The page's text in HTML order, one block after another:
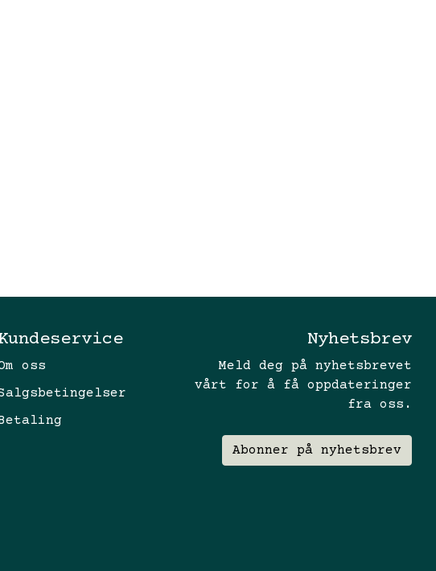
oss
Nyhetsbrev
Meld deg på nyhetsbrevet
vårt for å få oppdateringer
fra oss.
Abonner på nyhetsbrev